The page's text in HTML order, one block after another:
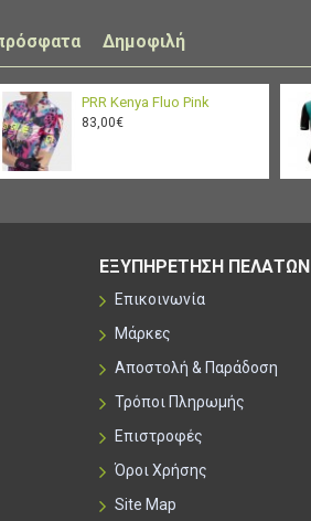
Δημοφιλή
PRR Kenya Fluo Pink
83,00€
ΕΞΥΠΗΡΕΤΗΣΗ ΠΕΛΑΤΩΝ
Επικοινωνία
Μάρκες
Αποστολή & Παράδοση
Τρόποι Πληρωμής
Επιστροφές
Όροι Χρήσης
Site Map